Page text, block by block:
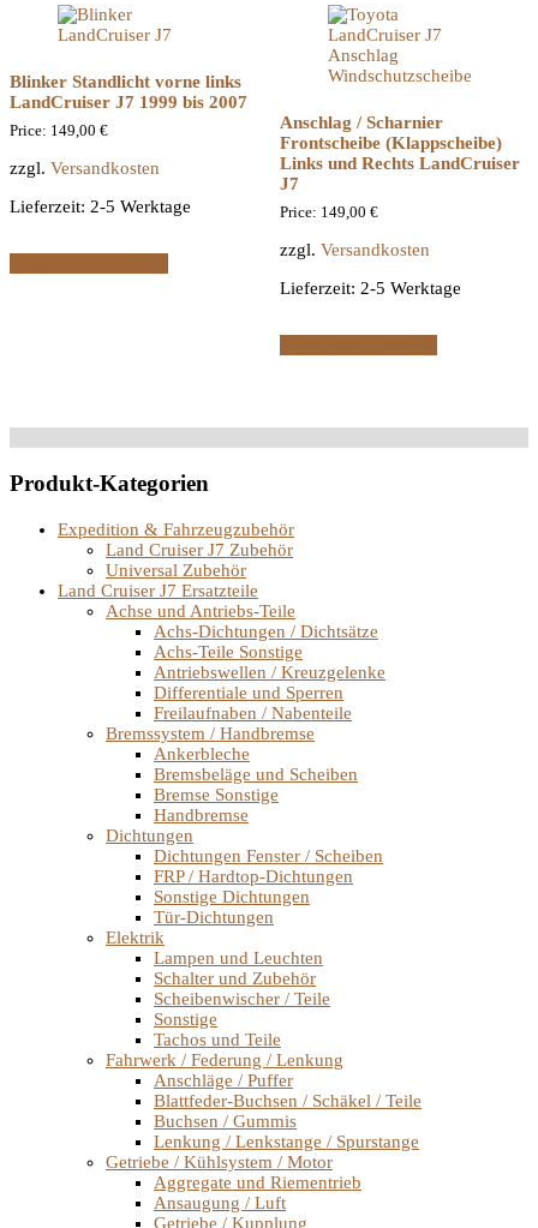
Blinker Standlicht vorne links
LandCruiser J7 1999 bis 2007
Price: 149,00 €
zzgl. Versandkosten
Lieferzeit: 2-5 Werktage
Anschlag / Scharnier
Frontscheibe (Klappscheibe)
Links und Rechts LandCruiser
J7
Price: 149,00 €
zzgl. Versandkosten
Lieferzeit: 2-5 Werktage
Produkt-Kategorien
Expedition & Fahrzeugzubehör
Land Cruiser J7 Zubehör
Universal Zubehör
Land Cruiser J7 Ersatzteile
Achse und Antriebs-Teile
Achs-Dichtungen / Dichtsätze
Achs-Teile Sonstige
Antriebswellen / Kreuzgelenke
Differentiale und Sperren
Freilaufnaben / Nabenteile
Bremssystem / Handbremse
Ankerbleche
Bremsbeläge und Scheiben
Bremse Sonstige
Handbremse
Dichtungen
Dichtungen Fenster / Scheiben
FRP / Hardtop-Dichtungen
Sonstige Dichtungen
Tür-Dichtungen
Elektrik
Lampen und Leuchten
Schalter und Zubehör
Scheibenwischer / Teile
Sonstige
Tachos und Teile
Fahrwerk / Federung / Lenkung
Anschläge / Puffer
Blattfeder-Buchsen / Schäkel / Teile
Buchsen / Gummis
Lenkung / Lenkstange / Spurstange
Getriebe / Kühlsystem / Motor
Aggregate und Riementrieb
Ansaugung / Luft
Getriebe / Kupplung